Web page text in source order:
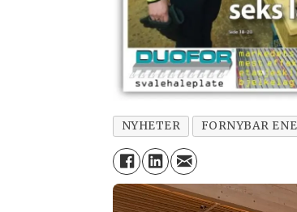
NYHETER FORNYBAR